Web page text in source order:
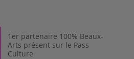
1er partenaire 100% Beaux-
Arts présent sur le Pass
Culture